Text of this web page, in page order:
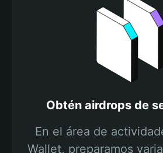
Obtén airdrops de
En el área de
Wallet, preparamos